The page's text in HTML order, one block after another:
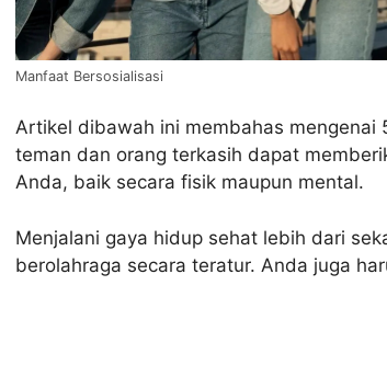
Manfaat Bersosialisasi
Artikel dibawah ini membahas mengenai
teman dan orang terkasih dapat
Anda, baik secara fisik maupun mental.
Menjalani gaya hidup sehat lebih dari
berolahraga secara teratur. Anda juga